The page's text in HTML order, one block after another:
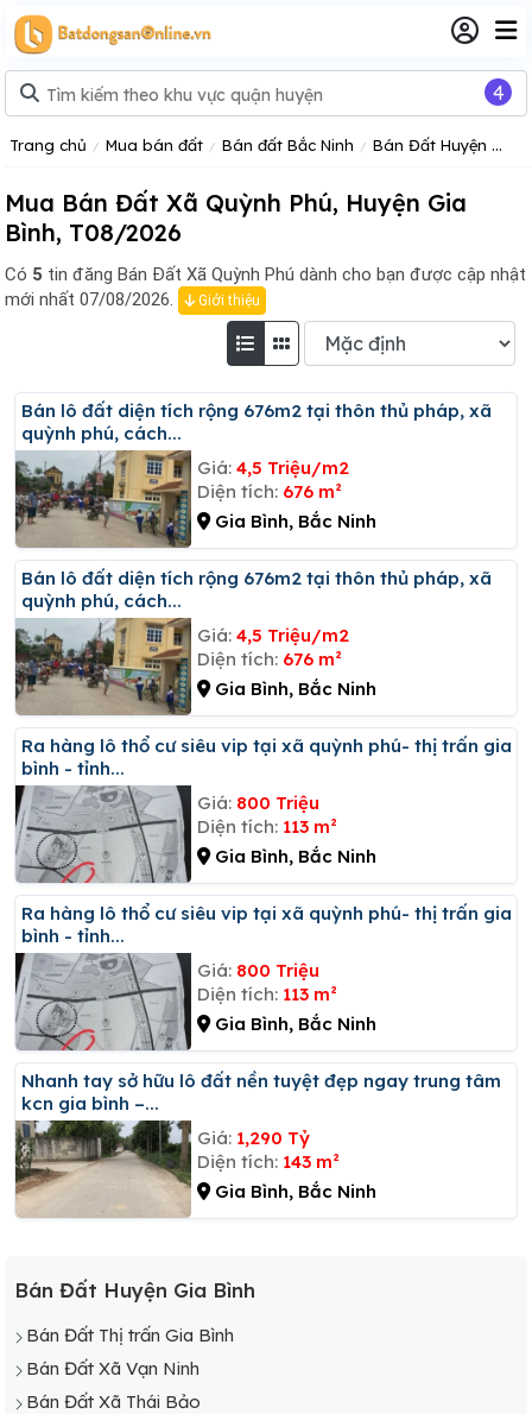
Trang chủ Mua bán đất Bán đất Bắc Ninh Bán Đất Huyện Gia Bình
Mua Bán Đất Xã Quỳnh Phú, Huyện Gia
Bình, T08/2026
Có 5 tin đăng Bán Đất Xã Quỳnh Phú dành cho bạn được cập nhật
mới nhất 07/08/2026.
Giới thiệu
Bán lô đất diện tích rộng 676m2 tại thôn thủ pháp, xã
quỳnh phú, cách...
Giá: 4,5 Triệu/m2
Diện tích: 676 m²
Gia Bình, Bắc Ninh
Bán lô đất diện tích rộng 676m2 tại thôn thủ pháp, xã
quỳnh phú, cách...
Giá: 4,5 Triệu/m2
Diện tích: 676 m²
Gia Bình, Bắc Ninh
Ra hàng lô thổ cư siêu vip tại xã quỳnh phú- thị trấn gia
bình - tỉnh...
Giá: 800 Triệu
Diện tích: 113 m²
Gia Bình, Bắc Ninh
Ra hàng lô thổ cư siêu vip tại xã quỳnh phú- thị trấn gia
bình - tỉnh...
Giá: 800 Triệu
Diện tích: 113 m²
Gia Bình, Bắc Ninh
Nhanh tay sở hữu lô đất nền tuyệt đẹp ngay trung tâm
kcn gia bình –...
Giá: 1,290 Tỷ
Diện tích: 143 m²
Gia Bình, Bắc Ninh
Bán Đất Huyện Gia Bình
Bán Đất Thị trấn Gia Bình
Bán Đất Xã Vạn Ninh
Bán Đất Xã Thái Bảo
4